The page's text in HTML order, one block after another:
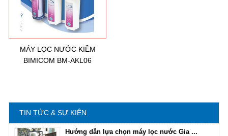
MÁY LỌC NƯỚC KIỀM
BIMICOM BM-AKL06
TIN TỨC & SỰ KIỆN
Ô nhiễm nguồn nước và vấn đề sức khỏe
16/10/2021
Hướng dẫn lựa chọn máy lọc nước Gia ...